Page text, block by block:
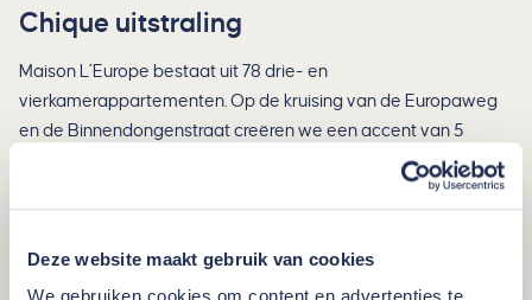
Deze website maakt gebruik van cookies
Chique uitstraling
Maison L’Europe bestaat uit 78 drie- en
vierkamerappartementen. Op de kruising van de Europaweg
en de Binnendongenstraat creëren we een accent van 5
bouwlagen, aflopend naar 4 lagen, passend bij de omgeving.
Parkeren vindt deels plaats onder het gebouw en deels op een
uitstraling, met aluminium gevelbekleding en grote